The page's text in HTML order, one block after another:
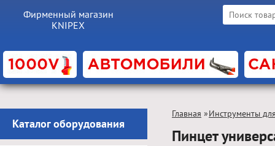
Фирменный магазин
KNIPEX
Каталог оборудования
Главная »Инструменты
Пинцет